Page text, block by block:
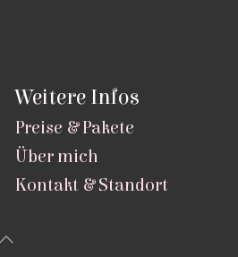
Weitere Infos
Preise & Pakete
Über mich
Kontakt & Standort